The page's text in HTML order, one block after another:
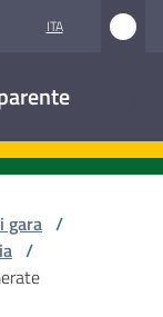
ITA
gara /
/